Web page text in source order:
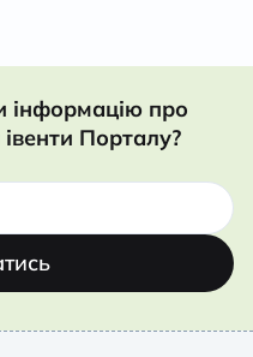
інформацію про
Порталу?